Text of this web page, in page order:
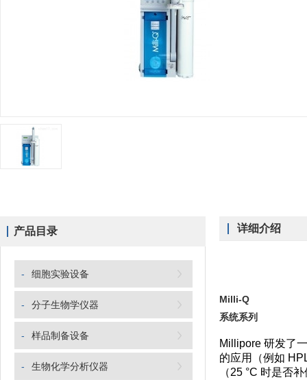
产品目录
- 细胞实验设备
- 分子生物学仪器
- 样品制备设备
- 生物化学分析仪器
详细介绍
Milli-Q
系统系列
Millipore 研发了
的应用（例如
（25 °C 时是否